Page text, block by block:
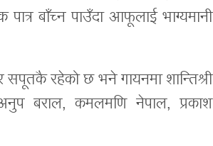
पात्र बाँच्न पाउँदा आफूलाई भाग्यमानी
सपूतकै रहेको छ भने गायनमा शान्तिश्री
बराल, कमलमणि नेपाल, प्रकाश